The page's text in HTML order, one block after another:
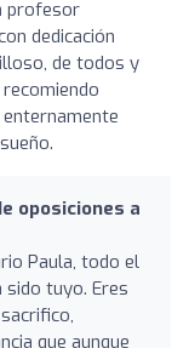
profesor
dedicación
de todos y
oposiciones a
Paula, todo el
tuyo. Eres
que aunque